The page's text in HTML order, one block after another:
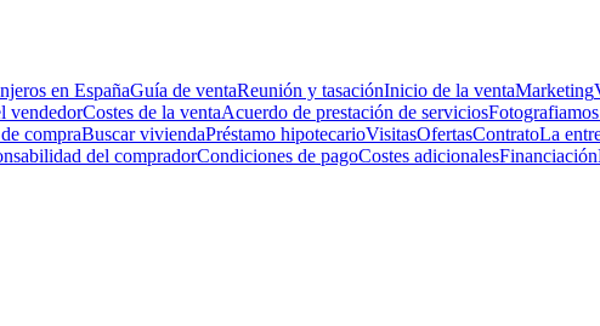
en EspañaGuía de ventaReunión y tasaciónInicio de la ventaMarketing
vendedorCostes de la ventaAcuerdo de prestación de servicios
compraBuscar viviendaPréstamo hipotecarioVisitasOfertasContratoLa
del compradorCondiciones de pagoCostes adicionalesFinanciación